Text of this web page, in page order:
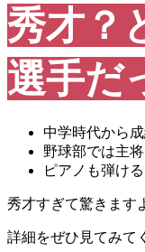
秀才？
選手だ
中学時代から
野球部では主
ピアノも弾ける
秀才すぎて驚きます
詳細をぜひ見てみて